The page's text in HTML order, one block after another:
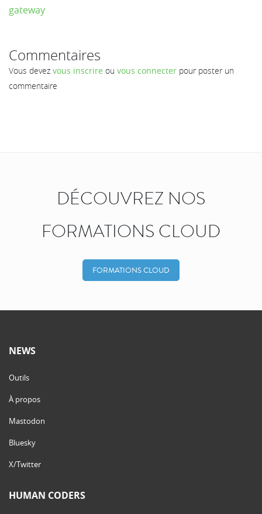
gateway
Commentaires
Vous devez vous inscrire ou vous connecter pour poster un
commentaire
DÉCOUVREZ NOS
FORMATIONS CLOUD
FORMATIONS CLOUD
NEWS
Outils
À propos
Mastodon
Bluesky
X/Twitter
HUMAN CODERS